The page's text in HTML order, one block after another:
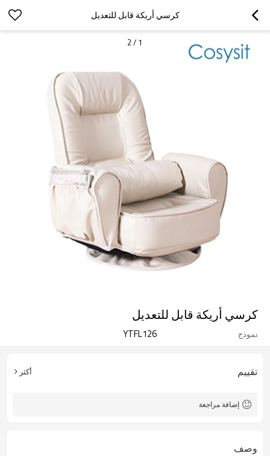
كرسي أريكة قابل للتعديل
1
/
2
كرسي أريكة قابل للتعديل
نموذج YTFL126
تقييم أكثر
إضافة مراجعة
وصف